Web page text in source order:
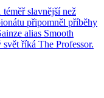
slavnější než
připomněl příběhy
alias Smooth
říká The Professor.